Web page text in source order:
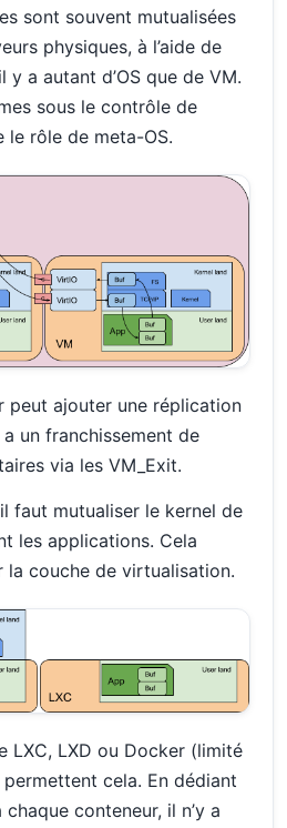
sont souvent mutualisées
physiques, à l’aide de
y a autant d’OS que de VM.
sous le contrôle de
le rôle de meta-OS.
peut ajouter une réplication
un franchissement de
via les VM_Exit.
faut mutualiser le kernel de
les applications. Cela
la couche de virtualisation.
LXC, LXD ou Docker (limité
cela. En dédiant
conteneur, il n’y a